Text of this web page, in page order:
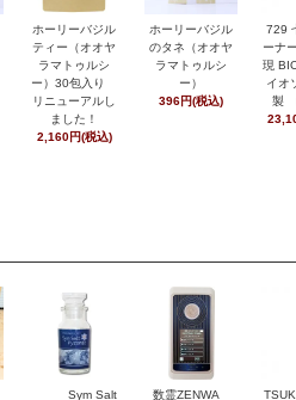
ホーリーバジル
ティー（オオヤ
ラマトゥルシ
ー）30包入り
リニューアルし
ました！
2,160円(税込)
ホーリーバジル
のタネ（オオヤ
ラマトゥルシ
ー）
396円(税込)
729
ーナ
現
イオ
製
Sym Salt 数霊ZENWA